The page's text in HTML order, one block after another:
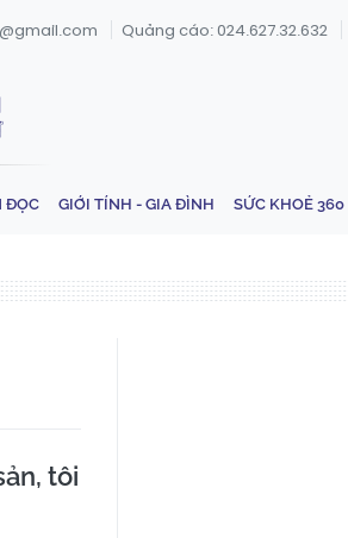
Quảng cáo: 024.627.32.632
ĐỌC GIỚI TÍNH - GIA ĐÌNH SỨC KHOẺ 360
tôi